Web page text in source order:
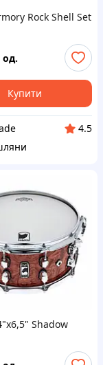
Rock Shell Set
од.
Купити
4.5
Shadow